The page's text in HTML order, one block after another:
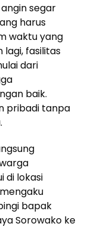
segar
harus
waktu yang
lagi, fasilitas
dari
baik.
pribadi tanpa
di lokasi
bapak
Sorowako ke